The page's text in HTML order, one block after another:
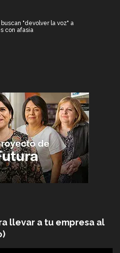
"devolver la voz" a
con afasia
llevar a tu empresa al